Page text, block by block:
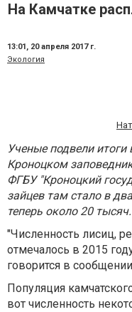
На Камчатке
13:01, 20 апреля 2017 г.
Экология
Ученые подвели итоги
Кроноцком
ФГБУ "Кроноцкий
зайцев там стало в
теперь около 20 тысяч.
"Численность лисиц,
отмечалось в 2015
говорится в
Популяция
вот численность